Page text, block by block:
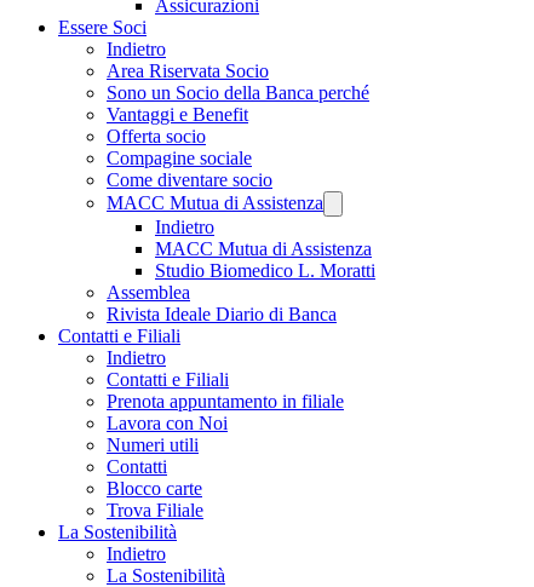
Assicurazioni
Essere Soci
Indietro
Area Riservata Socio
Sono un Socio della Banca perché
Vantaggi e Benefit
Offerta socio
Compagine sociale
Come diventare socio
MACC Mutua di Assistenza
Indietro
MACC Mutua di Assistenza
Studio Biomedico L. Moratti
Assemblea
Rivista Ideale Diario di Banca
Contatti e Filiali
Indietro
Contatti e Filiali
Prenota appuntamento in filiale
Lavora con Noi
Numeri utili
Contatti
Blocco carte
Trova Filiale
La Sostenibilità
Indietro
La Sostenibilità